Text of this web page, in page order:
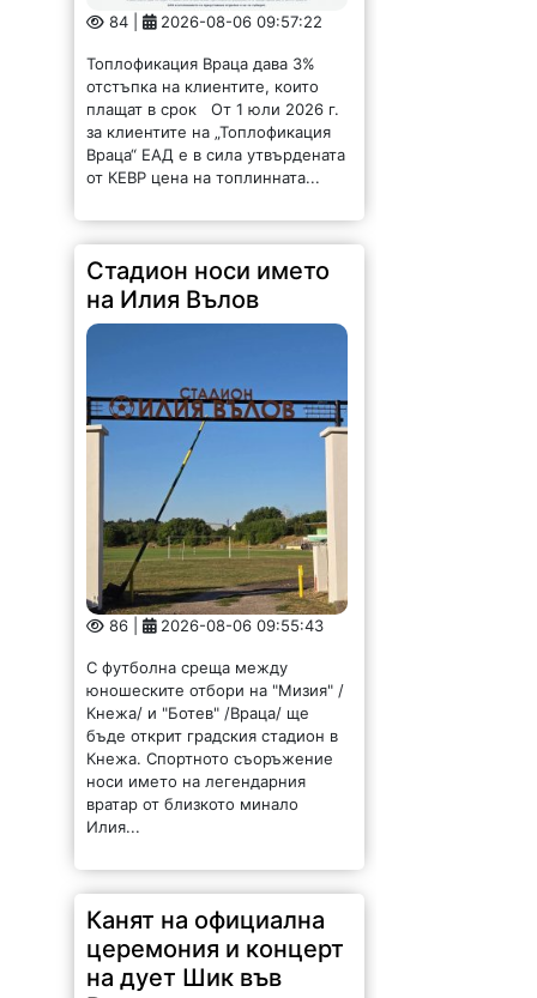
отстъпка на клиентите, които
плащат в срок От 1 юли 2026 г.
за клиентите на „Топлофикация
Враца“ ЕАД е в сила утвърдената
от КЕВР цена на топлинната...
Стадион носи името
на Илия Вълов
86 | 2026-08-06 09:55:43
юношеските отбори на "Мизия" /
Кнежа/ и "Ботев" /Враца/ ще
бъде открит градския стадион в
Кнежа. Спортното съоръжение
носи името на легендарния
вратар от близкото минало
Илия...
Канят на официална
церемония и концерт
на дует Шик във
Вършец